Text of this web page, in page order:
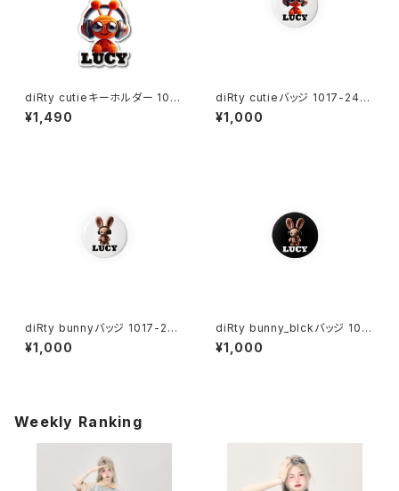
diRty cutieキーホルダー 1017
-240218010
¥1,490
diRty cutieバッジ 1017-240
218011
¥1,000
diRty bunnyバッジ 1017-240
218012
¥1,000
diRty bunny_blckバッジ 101
7-240218013
¥1,000
Weekly Ranking